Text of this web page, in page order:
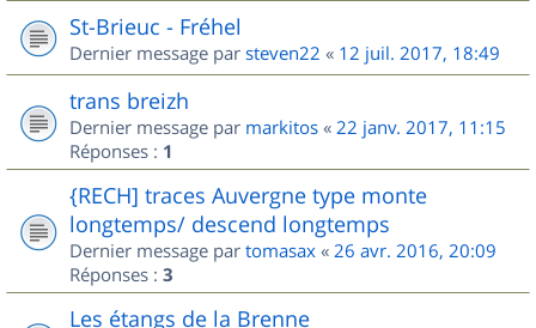
St-Brieuc - Fréhel
Dernier message par steven22 « 12 juil. 2017, 18:49
trans breizh
Dernier message par markitos « 22 janv. 2017, 11:15
Réponses : 1
{RECH] traces Auvergne type monte
longtemps/ descend longtemps
Dernier message par tomasax « 26 avr. 2016, 20:09
Réponses : 3
Les étangs de la Brenne